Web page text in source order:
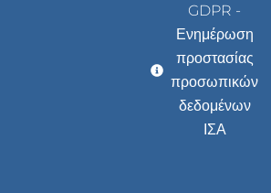
GDPR -
Ενημέρωση
προστασίας
προσωπικών
δεδομένων
ΙΣΑ